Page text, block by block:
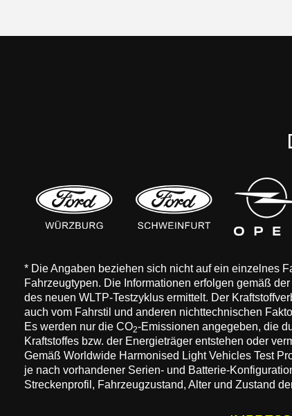
* Die Angaben beziehen sich nicht auf ein einzelnes
Fahrzeugtypen. Die Informationen erfolgen gemäß
des neuen WLTP-Testzyklus ermittelt. Der
auch vom Fahrstil und anderen nichttechnischen
Es werden nur die CO2-Emissionen angegeben, die
Kraftstoffes bzw. der Energieträger entstehen oder
Gemäß Worldwide Harmonised Light Vehicles Test
je nach vorhandener Serien- und Batterie-
Streckenprofil, Fahrzeugzustand, Alter und Zustand